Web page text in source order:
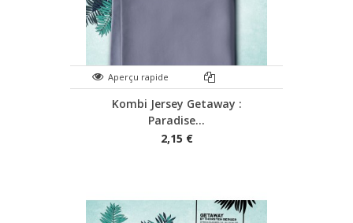
Aperçu rapide
Kombi Jersey Getaway :
Paradise...
2,15 €